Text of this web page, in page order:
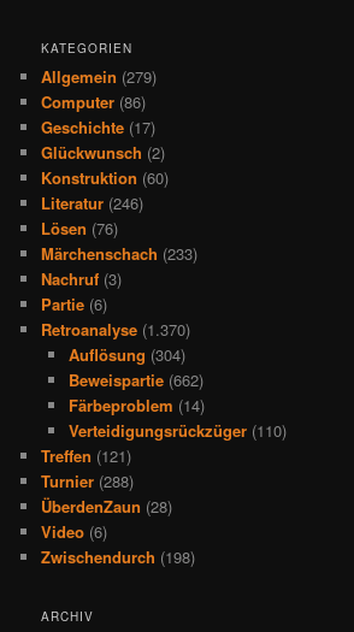
KATEGORIEN
Allgemein (279)
Computer (86)
Geschichte (17)
Glückwunsch (2)
Konstruktion (60)
Literatur (246)
Lösen (76)
Märchenschach (233)
Nachruf (3)
Partie (6)
Retroanalyse (1.370)
Auflösung (304)
Beweispartie(662)
Färbeproblem (14)
Verteidigungsrückzüger(110)
Treffen (121)
Turnier (288)
ÜberdenZaun (28)
Video (6)
Zwischendurch (198)
ARCHIV